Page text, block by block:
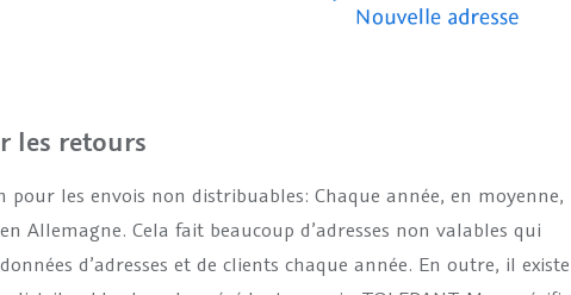
les retours
les envois non distribuables: Chaque année, en moyenne,
Allemagne. Cela fait beaucoup d’adresses non valables qui
d’adresses et de clients chaque année. En outre, il existe